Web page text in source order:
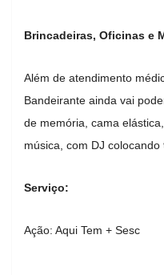
Brincadeiras, Oficinas e
Além de atendimento
Bandeirante ainda vai
de memória, cama
música, com DJ
Serviço:
Ação: Aqui Tem + Sesc